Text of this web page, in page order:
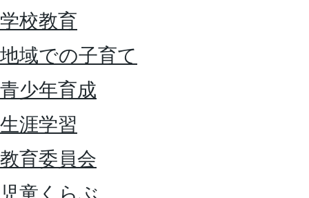
学校教育
地域での子育て
青少年育成
生涯学習
教育委員会
児童くらぶ